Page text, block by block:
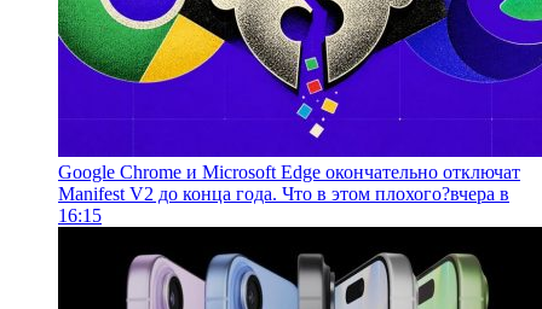
Google Chrome и Microsoft Edge окончательно отключат
Manifest V2 до конца года. Что в этом плохого?вчера в
16:15